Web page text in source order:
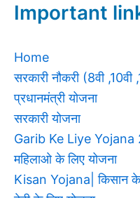
Important
Home
सरकारी नौकरी (8वी ,10वी
प्रधानमंत्री योजना
सरकारी योजना
Garib Ke Liye Yojana
महिलाओ के लिए योजना
Kisan Yojana| किसान